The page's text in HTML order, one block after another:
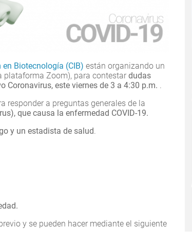
Biotecnología (CIB) están organizando un
plataforma Zoom), para contestar dudas
Coronavirus, este viernes de 3 a 4:30 p.m. .
responder a preguntas generales de la
que causa la enfermedad COVID-19.
y un estadista de salud.
y se pueden hacer mediante el siguiente